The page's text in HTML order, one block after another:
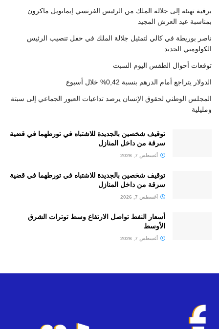
برقية تهنئة إلى جلالة الملك من الرئيس الفرنسي إيمانويل ماكرون
بمناسبة عيد العرش المجيد
ناصر بوريطة في كالي لتمثيل جلالة الملك في حفل تنصيب الرئيس
الكولومبي الجديد
توقعات أحوال الطقس اليوم السبت
الدولار يتراجع أمام الدرهم بنسبة 0,42% خلال أسبوع
المجلس الوطني لحقوق الإنسان يرصد تداعيات العبور الجماعي إلى سبتة
ومليلية
توقيف شخصين بالجديدة للاشتباه في تورطهما في قضية
سرقة من داخل المنازل
أغسطس 7, 2026
توقيف شخصين بالجديدة للاشتباه في تورطهما في قضية
سرقة من داخل المنازل
أغسطس 7, 2026
أسعار النفط تواصل الارتفاع وسط توترات الشرق
الأوسط
أغسطس 7, 2026